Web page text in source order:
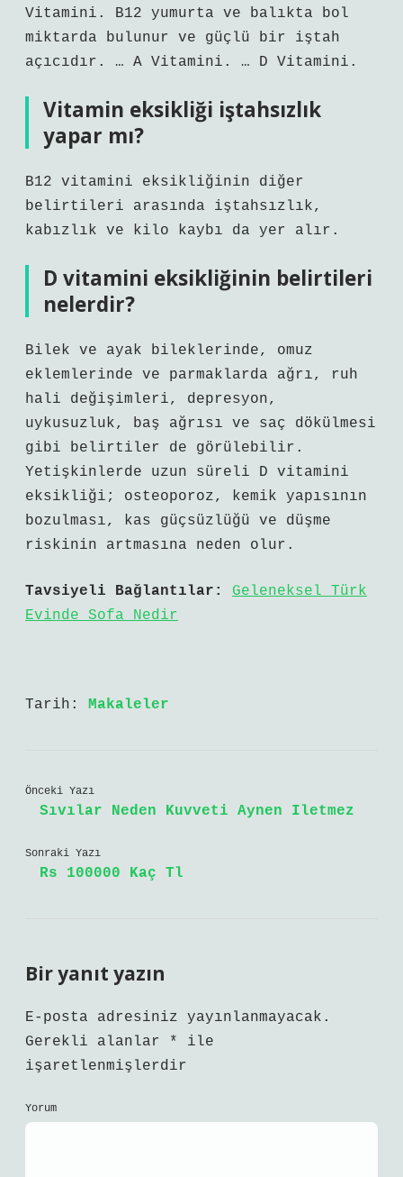
Vitamini. B12 yumurta ve balıkta bol
miktarda bulunur ve güçlü bir iştah
açıcıdır. … A Vitamini. … D Vitamini.
Vitamin eksikliği iştahsızlık
yapar mı?
B12 vitamini eksikliğinin diğer
belirtileri arasında iştahsızlık,
kabızlık ve kilo kaybı da yer alır.
D vitamini eksikliğinin belirtileri
nelerdir?
Bilek ve ayak bileklerinde, omuz
eklemlerinde ve parmaklarda ağrı, ruh
hali değişimleri, depresyon,
uykusuzluk, baş ağrısı ve saç dökülmesi
gibi belirtiler de görülebilir.
Yetişkinlerde uzun süreli D vitamini
eksikliği; osteoporoz, kemik yapısının
bozulması, kas güçsüzlüğü ve düşme
riskinin artmasına neden olur.
Tavsiyeli Bağlantılar:
Geleneksel Türk
Evinde Sofa Nedir
Tarih: Makaleler
Önceki Yazı
Sıvılar Neden Kuvveti Aynen Iletmez
Sonraki Yazı
Rs 100000 Kaç Tl
Bir yanıt yazın
E-posta adresiniz yayınlanmayacak.
Gerekli alanlar
*
ile
işaretlenmişlerdir
Yorum